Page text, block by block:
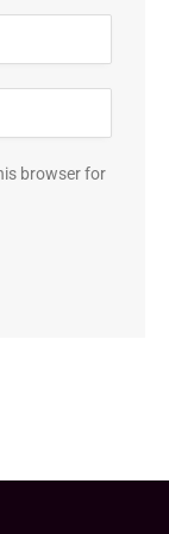
browser for